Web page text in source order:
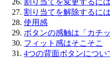
割り当てを変更するには
割り当てを解除するには
使用感
ボタンの感触は「カチ
フィット感はそこそこ
4つの背面ボタンについ